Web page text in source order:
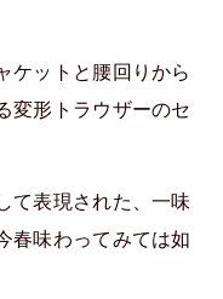
ケットと腰回りから
変形トラウザーのセ
て表現された、一味
春味わってみては如